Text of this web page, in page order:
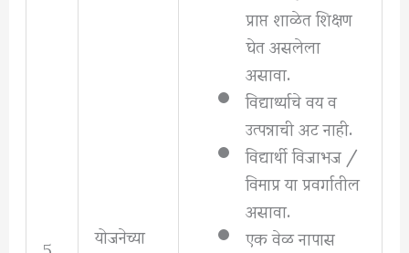
योजनेच्या
प्राप्त शाळेत शिक्षण
घेत असलेला
असावा.
विद्यार्थ्याचे वय व
उत्पन्नाची अट नाही.
विद्यार्थी विजाभज /
विमाप्र या प्रवर्गातील
असावा.
एक वेळ नापास